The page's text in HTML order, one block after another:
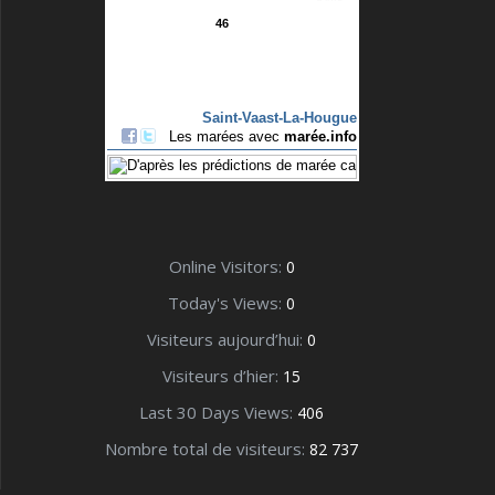
Online Visitors: 0
Today's Views: 0
Visiteurs aujourd’hui: 0
Visiteurs d’hier: 15
Last 30 Days Views: 406
Nombre total de visiteurs: 82 737